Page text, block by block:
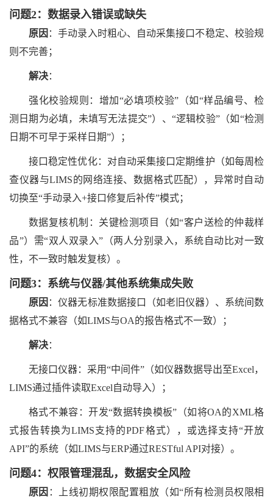
问题2：数据录入错误或缺失
原因 ：手动录入时粗心、自动采集接口不稳定、校验规
则不完善；
解决：
强化校验规则：增加“必填项校验”（如“样品编号、检
测日期为必填，未填写无法提交”）、“逻辑校验”（如“检测
日期不可早于采样日期”）；
接口稳定性优化：对自动采集接口定期维护（如每周检
查仪器与LIMS的网络连接、数据格式匹配），异常时自动
切换至“手动录入+接口修复后补传”模式；
数据复核机制：关键检测项目（如“客户送检的仲裁样
品”）需“双人双录入”（两人分别录入，系统自动比对一致
性，不一致时触发复核）。
问题3：系统与仪器/其他系统集成失败
原因 ：仪器无标准数据接口（如老旧仪器）、系统间数
据格式不兼容（如LIMS与OA的报告格式不一致）；
解决：
无接口仪器：采用“中间件”（如仪器数据导出至Excel，
LIMS通过插件读取Excel自动导入）；
格式不兼容：开发“数据转换模板”（如将OA的XML格
式报告转换为LIMS支持的PDF格式），或选择支持“开放
API”的系统（如LIMS与ERP通过RESTful API对接）。
问题4：权限管理混乱，数据安全风险
原因 ：上线初期权限配置粗放（如“所有检测员权限相